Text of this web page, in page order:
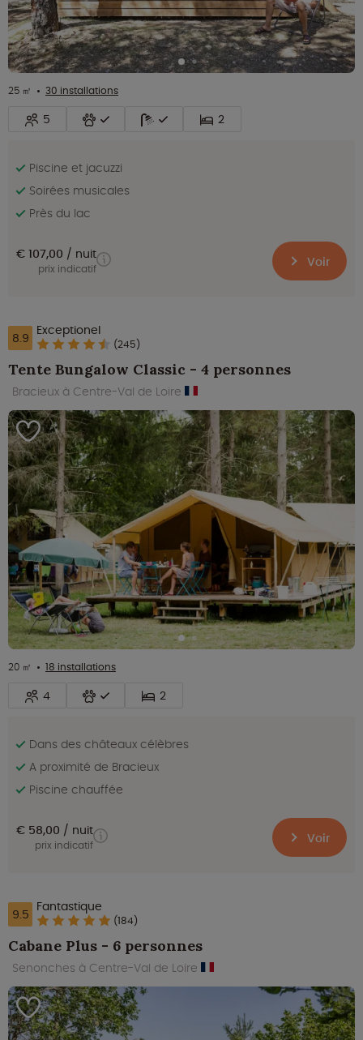
25 ㎡ 30 installations
5 2
Piscine et jacuzzi
Soirées musicales
Près du lac
€ 107,00 nuit
prix indicatif Voir
8.9 Exceptionel
(245)
Tente Bungalow Classic - 4 personnes
Bracieux à Centre-Val de Loire
20 ㎡ 18 installations
4 2
Dans des châteaux célèbres
A proximité de Bracieux
Piscine chauffée
€ 58,00 nuit
prix indicatif Voir
9.5 Fantastique
(184)
Cabane Plus - 6 personnes
Senonches à Centre-Val de Loire